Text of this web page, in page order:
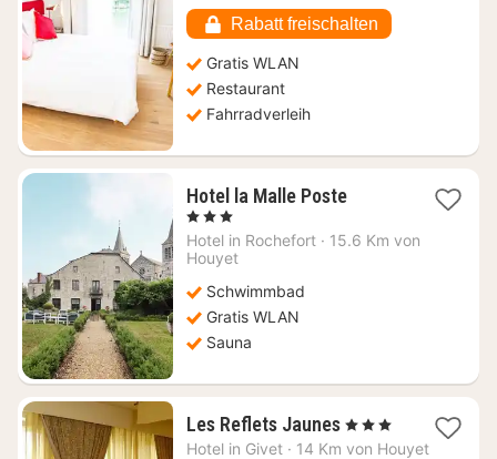
€
Rabatt freischalten
Gratis WLAN
Restaurant
Fahrradverleih
Hotel la Malle Poste1
ab
, 3 Sterne
Hotel in Rochefort · 15.6 Km von
Houyet
Schwimmbad
Gratis WLAN
Sauna
Les Reflets Jaunes1
Nacht
, 3 Sterne
Hotel in Givet · 14 Km von Houyet